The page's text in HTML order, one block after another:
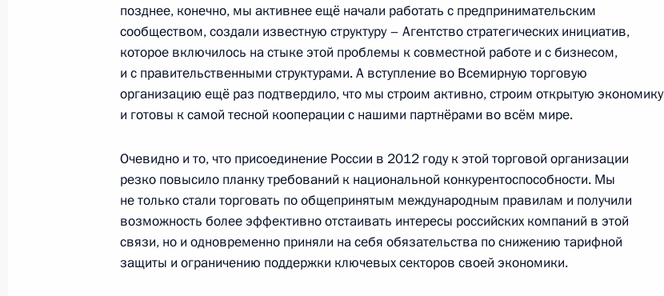
21 января 2015 года, 16:00
Совещание с членами Правительства
9 декабря 2014 года, 16:20
Совещание с членами Правительства
29 октября 2014 года, 15:40
позднее, конечно, мы активнее ещё начали работать с предпринимательским
сообществом, создали известную структуру – Агентство стратегических инициатив,
которое включилось на стыке этой проблемы к совместной работе и с бизнесом,
и с правительственными структурами. А вступление во Всемирную торговую
организацию ещё раз подтвердило, что мы строим активно, строим открытую экономику
и готовы к самой тесной кооперации с нашими партнёрами во всём мире.
Очевидно и то, что присоединение России в 2012 году к этой торговой организации
резко повысило планку требований к национальной конкурентоспособности. Мы
не только стали торговать по общепринятым международным правилам и получили
возможность более эффективно отстаивать интересы российских компаний в этой
связи, но и одновременно приняли на себя обязательства по снижению тарифной
защиты и ограничению поддержки ключевых секторов своей экономики.